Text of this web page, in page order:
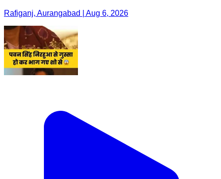
Rafiganj, Aurangabad | Aug 6, 2026